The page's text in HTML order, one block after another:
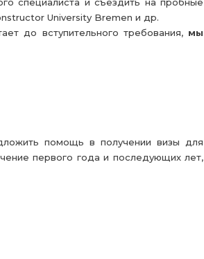
специалиста и съездить на пробные
University Bremen и др.
до вступительного требования, мы
помощь в получении визы для
первого года и последующих лет,